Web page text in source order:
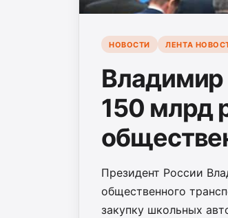
НОВОСТИ ЛЕНТА
Владимир
150 млрд
Президент России
общественного
закупку школьных